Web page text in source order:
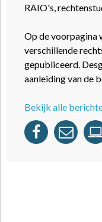
RAIO's,
Op de voorpagina
verschillende
gepubliceerd.
aanleiding van de
Bekijk alle